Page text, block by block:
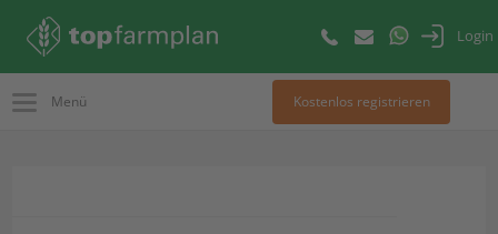
Login
Menü Kostenlos registrieren